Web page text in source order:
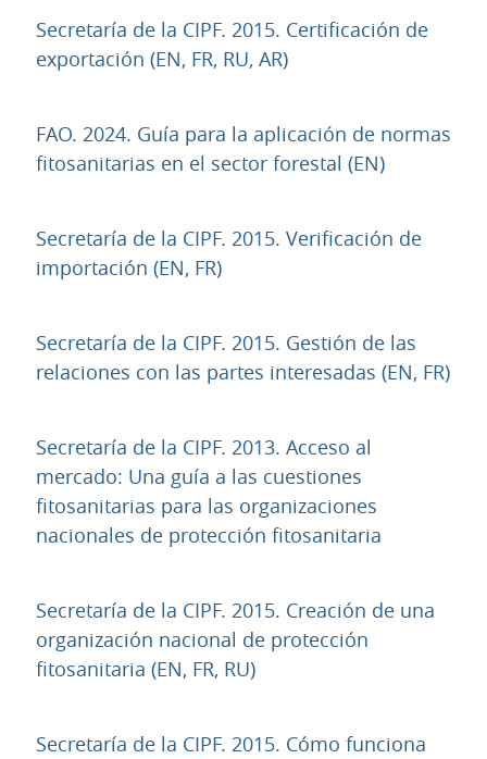
Secretaría de la CIPF. 2015. Certificación de
exportación (EN, FR, RU, AR)URL
FAO. 2024. Guía para la aplicación de normas
fitosanitarias en el sector forestal (EN)URL
Secretaría de la CIPF. 2015. Verificación de
importación (EN, FR)URL
Secretaría de la CIPF. 2015. Gestión de las
relaciones con las partes interesadas (EN, FR)URL
Secretaría de la CIPF. 2013. Acceso al
mercado: Una guía a las cuestiones
fitosanitarias para las organizaciones
nacionales de protección fitosanitaria
Secretaría de la CIPF. 2015. Creación de una
organización nacional de protección
fitosanitaria (EN, FR, RU)URL
Secretaría de la CIPF. 2015. Cómo funciona